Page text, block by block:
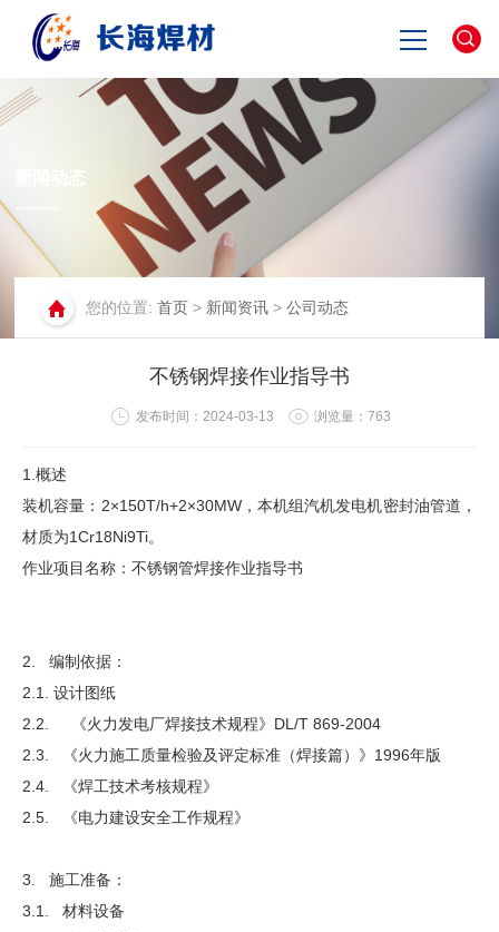
网站首页
关于长海
产品中心
新闻资讯
联系我们
新闻动态
您的位置:首页 > 新闻资讯 >公司动态
不锈钢焊接作业指导书
发布时间：2024-03-13 浏览量： 763
1.概述
装机容量：2×150T/h+2×30MW，本机组汽机发电机密封油管道，
材质为1Cr18Ni9Ti。
作业项目名称：不锈钢管焊接作业指导书
2. 编制依据：
2.1. 设计图纸
2.2. 《火力发电厂焊接技术规程》DL/T 869-2004
2.3. 《火力施工质量检验及评定标准（焊接篇）》1996年版
2.4. 《焊工技术考核规程》
2.5. 《电力建设安全工作规程》
3. 施工准备：
3.1. 材料设备